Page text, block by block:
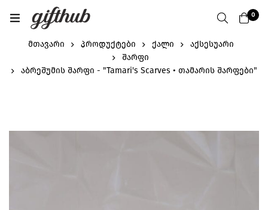
0
მთავარი პროდუქტები ქალი
აქსესუარი
შარფი
აბრეშუმის შარფი - "Tamari's Scarves • თამარის შარფები"